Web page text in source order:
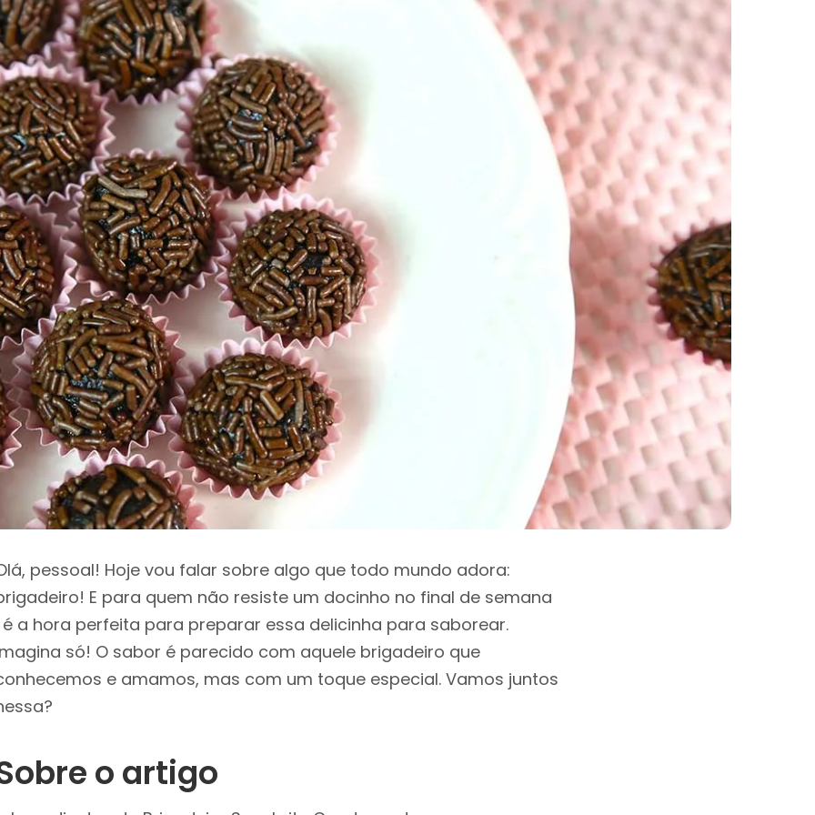
pessoal! Hoje vou falar sobre algo que todo mundo adora:
E para quem não resiste um docinho no final de semana
é a hora perfeita para preparar essa delicinha para saborear.
só! O sabor é parecido com aquele brigadeiro que
e amamos, mas com um toque especial. Vamos juntos
o artigo